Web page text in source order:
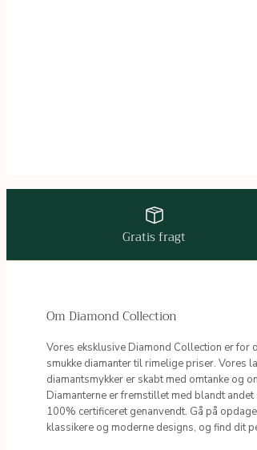
Gratis fragt
Om Diamond Collection
Vores eksklusive Diamond Collection er for
smukke diamanter til rimelige priser. Vores
diamantsmykker er skabt med omtanke og
Diamanterne er fremstillet med blandt
100% certificeret genanvendt. Gå på
klassikere og moderne designs, og find dit